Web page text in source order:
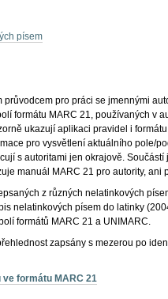
písem
pro práci se jmennými
formátu MARC 21, používaných v
ukazují aplikaci pravidel i
pro vysvětlení aktuálního pole/
s autoritami jen okrajově.
manuál MARC 21 pro autority, ani
z různých nelatinkových
nelatinkových písem do latinky
formátů MARC 21 a UNIMARC.
zapsány s mezerou po
ve formátu MARC 21